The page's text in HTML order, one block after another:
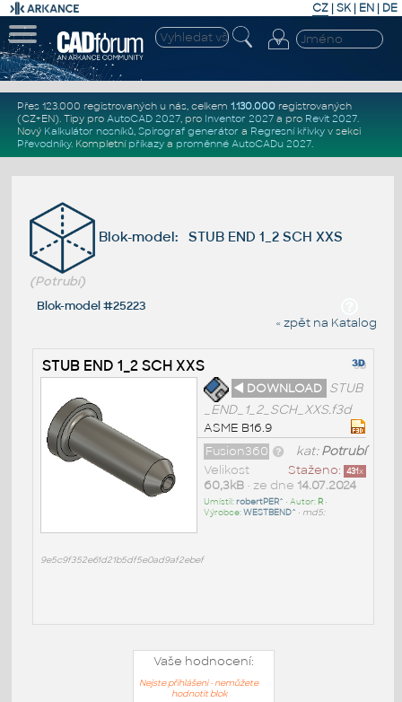
CZ | SK| EN | DE
Přes 123.000 registrovaných u nás, celkem 1.130.000registrovaných
(CZ+EN). Tipy pro AutoCAD 2027, pro Inventor 2027a pro Revit 2027.
Nový Kalkulátor nosníků, Spirograf generátor a Regresní křivkyv sekci
Převodníky. Kompletní příkazya proměnné AutoCADu 2027.
Blok-model: STUB END 1_2 SCH XXS
(Potrubí)
Blok-model #25223
« zpět na Katalog
STUB END 1_2 SCH XXS
◄ DOWNLOAD STUB
_END_1_2_SCH_XXS.f3d
ASME B16.9
kat:Potrubí
Fusion360
Staženo: 431x
Velikost
60,3kB• ze dne 14.07.2024
Umístil:robertPER^ • Autor: R•
Výrobce:WESTBEND^ • md5:
9e5c9f352e61d21b5df5e0ad9af2ebef
Vaše hodnocení:
Nejste přihlášeni - nemůžete
hodnotit blok